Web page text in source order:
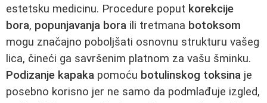
estetsku medicinu. Procedure poput korekcije
bora, popunjavanja bora ili tretmana botoksom
mogu značajno poboljšati osnovnu strukturu vašeg
lica, čineći ga savršenim platnom za vašu šminku.
Podizanje kapaka pomoću botulinskog toksina je
posebno korisno jer ne samo da podmlađuje izgled,